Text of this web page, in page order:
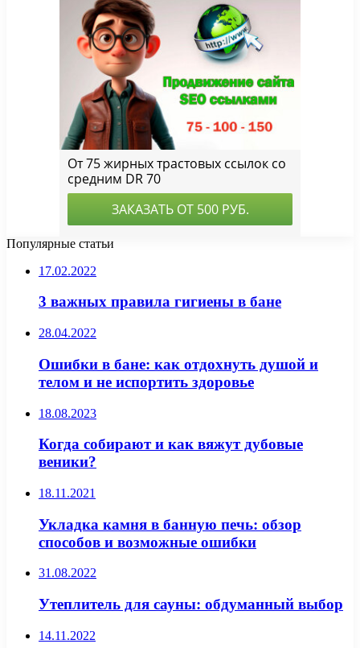
Популярные статьи
17.02.2022
3 важных правила гигиены в бане
28.04.2022
Ошибки в бане: как отдохнуть душой и
телом и не испортить здоровье
18.08.2023
Когда собирают и как вяжут дубовые
веники?
18.11.2021
Укладка камня в банную печь: обзор
способов и возможные ошибки
31.08.2022
Утеплитель для сауны: обдуманный выбор
14.11.2022